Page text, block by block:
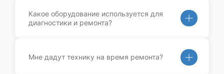
Какое оборудование используется для
диагностики и ремонта?
Мне дадут технику на время ремонта?